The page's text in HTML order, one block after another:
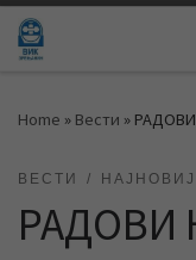
Skip to content
Home » Вести »
ВЕСТИ
РАДОВИ